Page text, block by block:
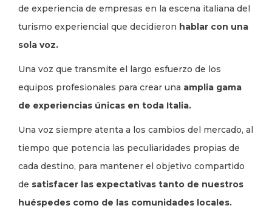
de experiencia de empresas en la escena italiana del
turismo experiencial que decidieron hablar con una
sola voz.
Una voz que transmite el largo esfuerzo de los
equipos profesionales para crear una amplia gama
de experiencias únicas en toda Italia.
Una voz siempre atenta a los cambios del mercado, al
tiempo que potencia las peculiaridades propias de
cada destino, para mantener el objetivo compartido
de satisfacer las expectativas tanto de nuestros
huéspedes como de las comunidades locales.